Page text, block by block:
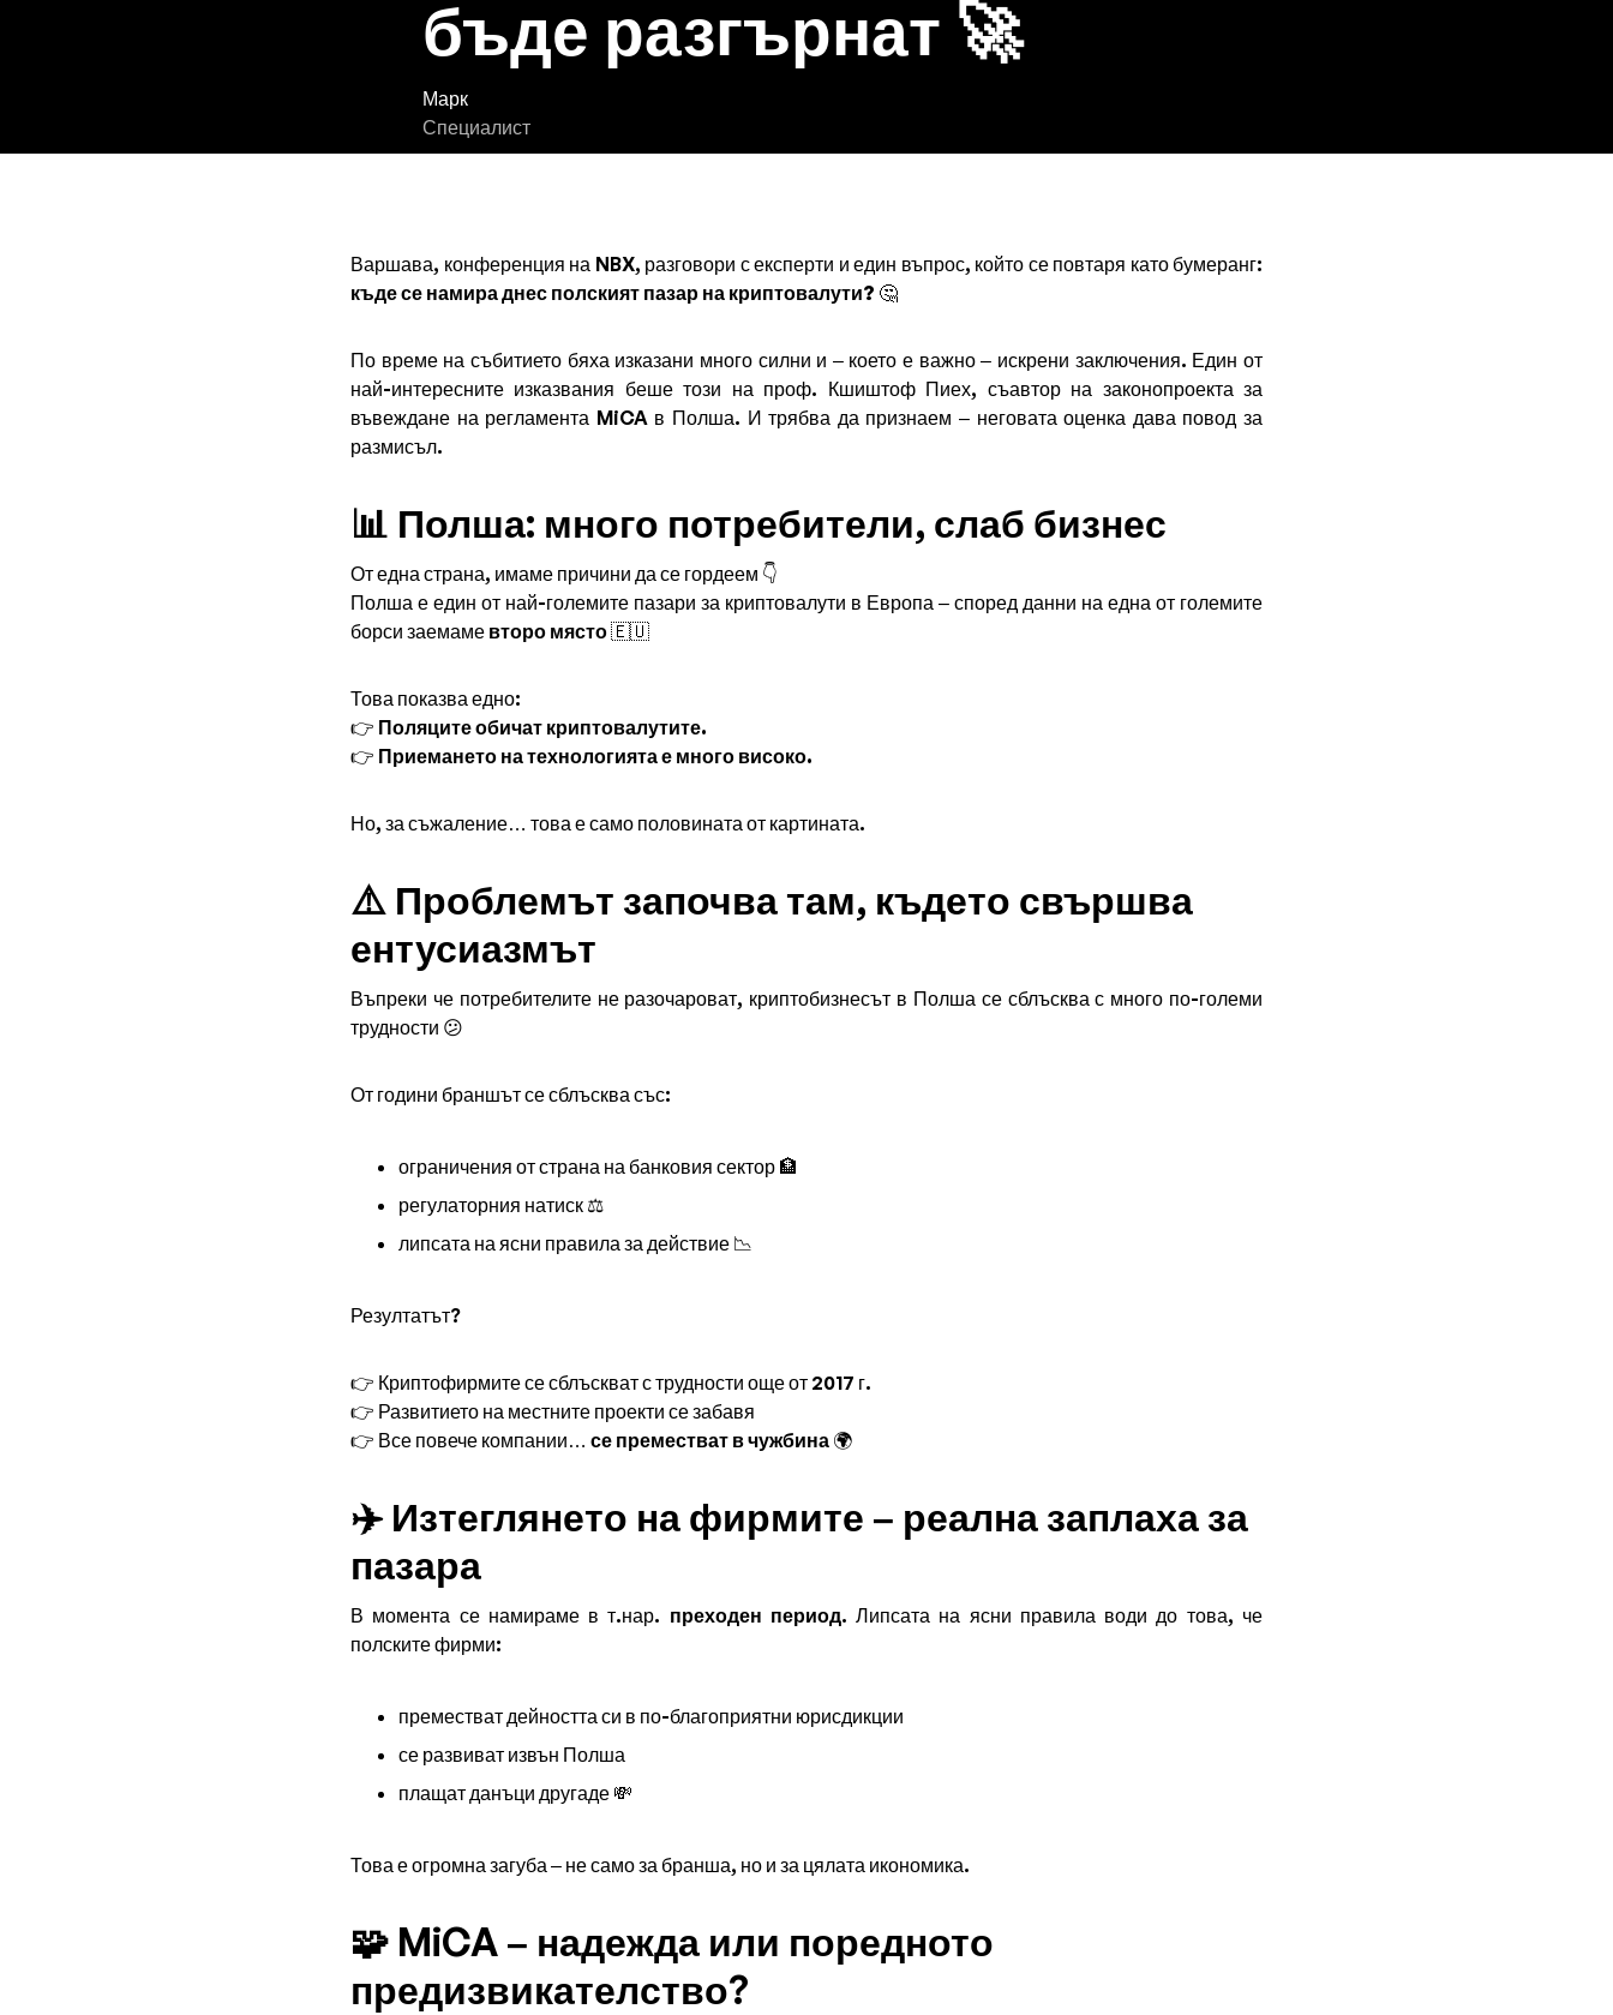
бъде разгърнат 🚀
Марк
Специалист
Варшава, конференция на NBX, разговори с експерти и един въпрос, който се повтаря като бумеранг:
къде се намира днес полският пазар на криптовалути? 🤔
По време на събитието бяха изказани много силни и – което е важно – искрени заключения. Един от
най-интересните изказвания беше този на проф. Кшиштоф Пиех, съавтор на законопроекта за
въвеждане на регламента MiCA в Полша. И трябва да признаем – неговата оценка дава повод за
размисъл.
📊 Полша: много потребители, слаб бизнес
От една страна, имаме причини да се гордеем 👇
Полша е един от най-големите пазари за криптовалути в Европа – според данни на една от големите
борси заемаме второ място🇪🇺
Това показва едно:
👉 Поляците обичат криптовалутите.
👉 Приемането на технологията е много високо.
Но, за съжаление… това е само половината от картината.
⚠️ Проблемът започва там, където свършва
ентусиазмът
Въпреки че потребителите не разочароват, криптобизнесът в Полша се сблъсква с много по-големи
трудности 😕
От години браншът се сблъсква със:
ограничения от страна на банковия сектор 🏦
регулаторния натиск ⚖️
липсата на ясни правила за действие 📉
Резултатът?
👉 Криптофирмите се сблъскват с трудности още от 2017 г.
👉 Развитието на местните проекти се забавя
👉 Все повече компании… се преместват в чужбина 🌍
✈️ Изтеглянето на фирмите – реална заплаха за
пазара
В момента се намираме в т.нар. преходен период. Липсата на ясни правила води до това, че
полските фирми:
преместват дейността си в по-благоприятни юрисдикции
се развиват извън Полша
плащат данъци другаде 💸
Това е огромна загуба – не само за бранша, но и за цялата икономика.
🧩 MiCA – надежда или поредното
предизвикателство?